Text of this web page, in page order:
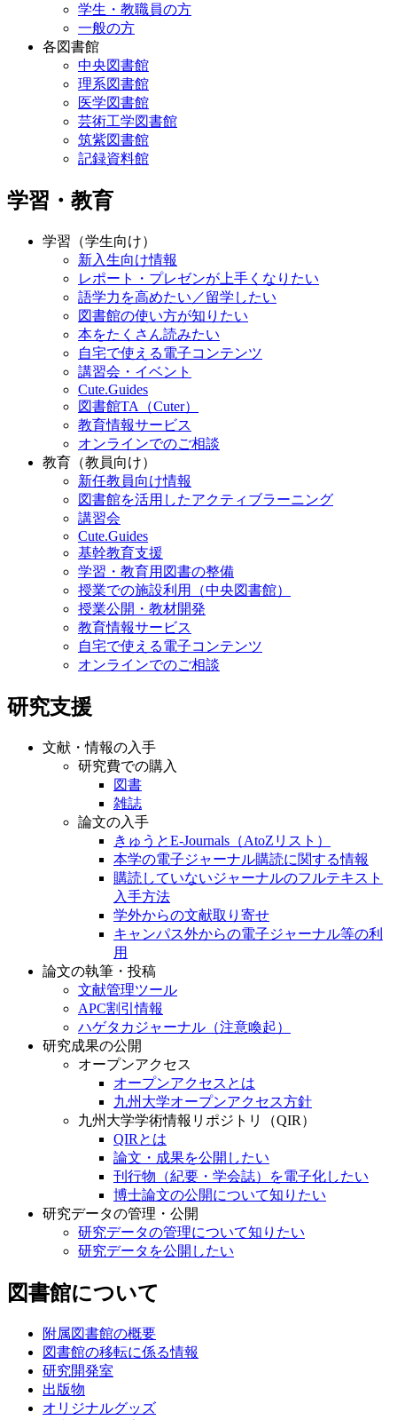
学生・教職員の方
一般の方
各図書館
中央図書館
理系図書館
医学図書館
芸術工学図書館
筑紫図書館
記録資料館
学習・教育
学習（学生向け）
新入生向け情報
レポート・プレゼンが上手くなりたい
語学力を高めたい／留学したい
図書館の使い方が知りたい
本をたくさん読みたい
自宅で使える電子コンテンツ
講習会・イベント
Cute.Guides
図書館TA（Cuter）
教育情報サービス
オンラインでのご相談
教育（教員向け）
新任教員向け情報
図書館を活用したアクティブラーニング
講習会
Cute.Guides
基幹教育支援
学習・教育用図書の整備
授業での施設利用（中央図書館）
授業公開・教材開発
教育情報サービス
自宅で使える電子コンテンツ
オンラインでのご相談
研究支援
文献・情報の入手
研究費での購入
図書
雑誌
論文の入手
きゅうとE-Journals（AtoZリスト）
本学の電子ジャーナル購読に関する情報
購読していないジャーナルのフルテキスト
入手方法
学外からの文献取り寄せ
キャンパス外からの電子ジャーナル等の利
用
論文の執筆・投稿
文献管理ツール
APC割引情報
ハゲタカジャーナル（注意喚起）
研究成果の公開
オープンアクセス
オープンアクセスとは
九州大学オープンアクセス方針
九州大学学術情報リポジトリ（QIR）
QIRとは
論文・成果を公開したい
刊行物（紀要・学会誌）を電子化したい
博士論文の公開について知りたい
研究データの管理・公開
研究データの管理について知りたい
研究データを公開したい
図書館について
附属図書館の概要
図書館の移転に係る情報
研究開発室
出版物
オリジナルグッズ